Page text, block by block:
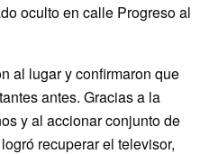
oculto en calle Progreso al
al lugar y confirmaron que
antes. Gracias a la
y al accionar conjunto de
recuperar el televisor,